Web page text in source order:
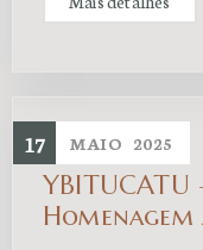
17 MAIO 2025
YBITUCATU